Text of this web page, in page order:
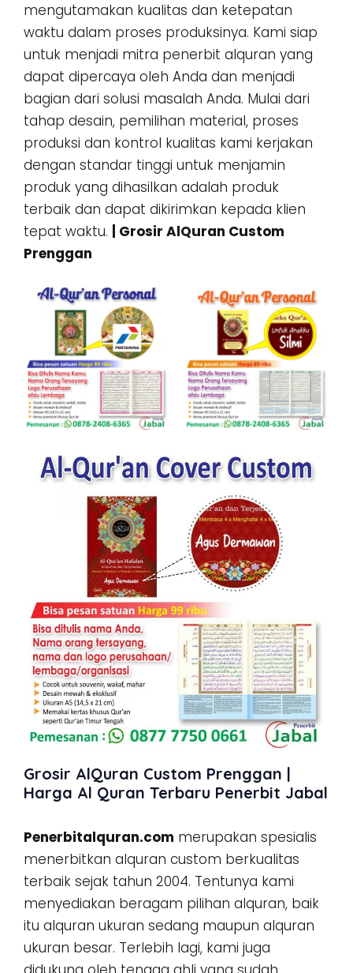
mengutamakan kualitas dan ketepatan
waktu dalam proses produksinya. Kami siap
untuk menjadi mitra penerbit alquran yang
dapat dipercaya oleh Anda dan menjadi
bagian dari solusi masalah Anda. Mulai dari
tahap desain, pemilihan material, proses
produksi dan kontrol kualitas kami kerjakan
dengan standar tinggi untuk menjamin
produk yang dihasilkan adalah produk
terbaik dan dapat dikirimkan kepada klien
tepat waktu.
| Grosir AlQuran Custom
Prenggan
Grosir AlQuran Custom Prenggan |
Harga Al Quran Terbaru Penerbit Jabal
Penerbitalquran.com merupakan spesialis
menerbitkan alquran custom berkualitas
terbaik sejak tahun 2004. Tentunya kami
menyediakan beragam pilihan alquran, baik
itu alquran ukuran sedang maupun alquran
ukuran besar. Terlebih lagi, kami juga